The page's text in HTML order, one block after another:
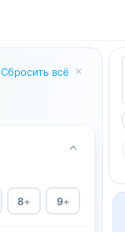
Сбросить всё
8+ 9+